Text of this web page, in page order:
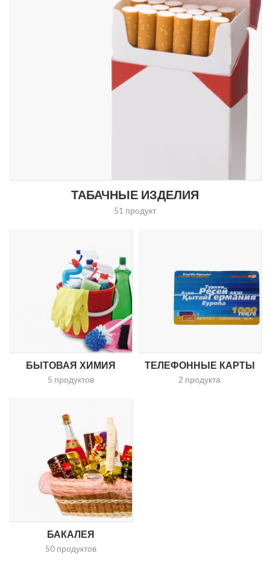
ТАБАЧНЫЕ ИЗДЕЛИЯ
51 продукт
БЫТОВАЯ ХИМИЯ
5 продуктов
ТЕЛЕФОННЫЕ КАРТЫ
2 продукта
БАКАЛЕЯ
50 продуктов